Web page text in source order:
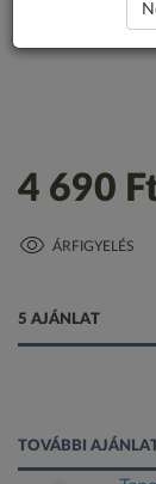
4 690
ÁRFIGYELÉS
5 AJÁNLAT
TOVÁBBI